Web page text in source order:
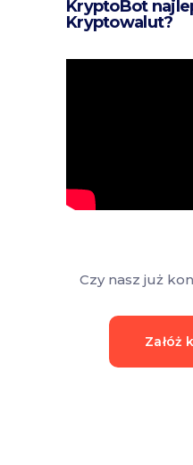
KryptoBot
Kryptowalut?
Czy nasz już
Załóż